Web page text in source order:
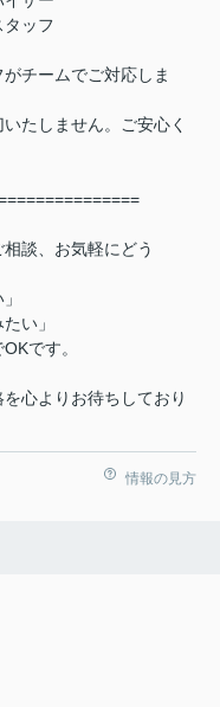
タッフ
チームでご対応しま
たしません。ご安心く
相談、お気軽にどう
い」
です。
心よりお待ちしており
情報の見方